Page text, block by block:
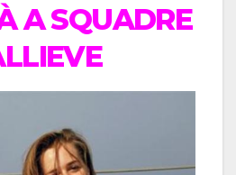
A SQUADRE